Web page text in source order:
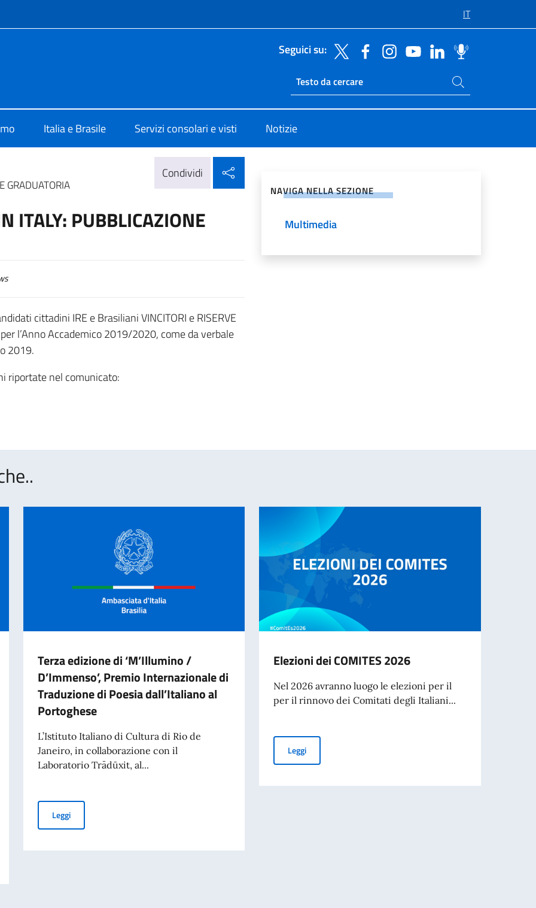
IT
Seguici su:
Ricerca sito live
Cerca nel sito
Italia e Brasile Servizi consolari e visti Notizie
GRADUATORIA
Condividi
ITALY: PUBBLICAZIONE
cittadini IRE e Brasiliani VINCITORI e RISERVE
l’Anno Accademico 2019/2020, come da verbale
2019.
riportate nel comunicato:
NAVIGA NELLA SEZIONE
Multimedia
per finalità di mantenimento della pace e della sicurezza internazionale e di attuazione di iniziative umanitarie e di tutela dei diritti umani
Terza edizione di ‘M’Illumino /
D’Immenso’, Premio Internazionale di
Traduzione di Poesia dall’Italiano al
Portoghese
L’Istituto Italiano di Cultura di Rio de
Janeiro, in collaborazione con il
Laboratorio Trādūxit, al...
LeggiTerza edizione di ‘M’Illumino / D’Immenso’, Premio Internazionale di Traduzione di Poesia dall’Italiano al Portoghese
Elezioni dei COMITES 2026
Nel 2026 avranno luogo le elezioni per il
per il rinnovo dei Comitati degli Italiani...
LeggiElezioni dei COMITES 2026